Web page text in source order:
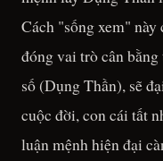
Cách "sống xem"
đóng vai trò cân
số (Dụng Thần), sẽ
cuộc đời, con cái tất
luận mệnh hiện đại